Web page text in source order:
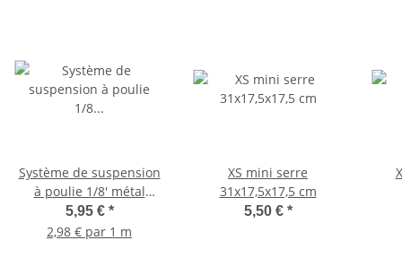
Système de suspension
à poulie 1/8' métal
mousqueton 68kg 2m
5,95 € *
2,98 € par 1 m
XS mini serre
31x17,5x17,5 cm
5,50 € *